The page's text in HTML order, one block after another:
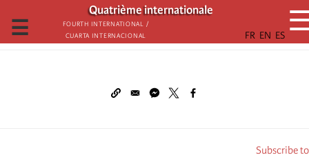
تجاوز
إلى
المحتوى
Quatrième internationale
Fourth International /
Cuarta Internacional
☰
Subscribe to